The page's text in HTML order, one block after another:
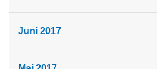
Juni 2017